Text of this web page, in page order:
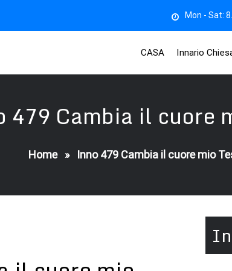
Mon - Sat:
CASA Innario
479 Cambia il cuore
Home» Inno 479 Cambia il cuore mio